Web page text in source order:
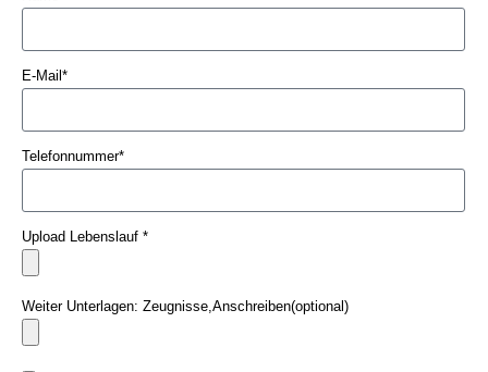
E-Mail*
Telefonnummer*
Upload Lebenslauf *
Weiter Unterlagen: Zeugnisse,Anschreiben(optional)